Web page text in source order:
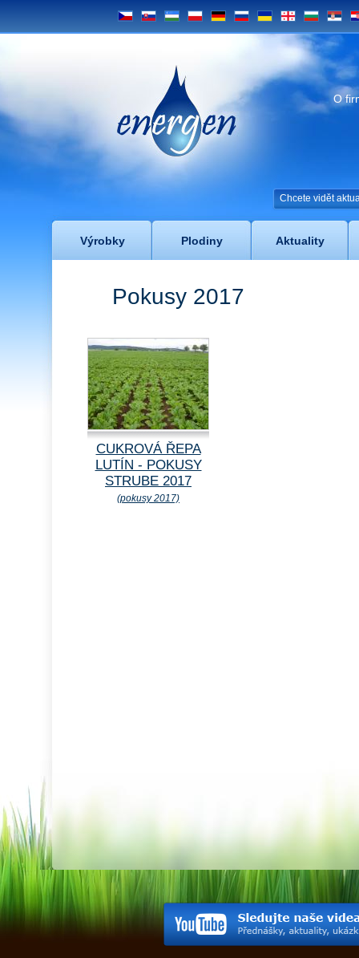
CS SK UZ PL DE RU UA GE BG SRB
Energen
O
Chcete vidět
Výrobky Plodiny Aktuality
Pokusy 2017
CUKROVÁ ŘEPA
LUTÍN - POKUSY
STRUBE 2017
(pokusy 2017)